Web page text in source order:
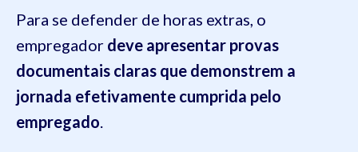
Para se defender de horas extras, o
empregador deve apresentar provas
documentais claras que demonstrem a
jornada efetivamente cumprida pelo
empregado